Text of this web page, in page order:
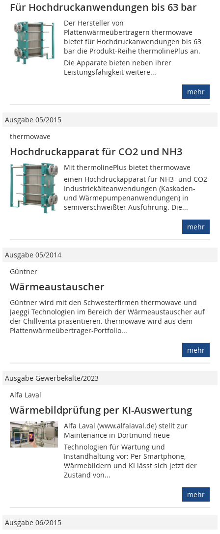
Für Hochdruckanwen­dungen bis 63 bar
Der Hersteller von
Plattenwärmeübertragern thermowave
bietet für Hochdruckanwendungen bis 63
bar die Produkt-Reihe thermolinePlus an.
Die Apparate bieten neben ihrer
Leistungsfähigkeit weitere...
mehr
Ausgabe 05/2015
thermowave
Hochdruckapparat für CO2 und NH3
Mit thermolinePlus bietet thermowave
einen Hochdruckapparat für NH3- und CO2-
Industriekälteanwendungen (Kaskaden-
und Wärmepumpenanwendungen) in
semiverschweißter Ausführung. Die...
mehr
Ausgabe 05/2014
Güntner
Wärmeaustauscher
Güntner wird mit den Schwesterfirmen thermowave und
Jaeggi Technologien im Bereich der Wärmeaustauscher auf
der Chillventa präsentieren. thermowave wird aus dem
Plattenwärmeübertrager-Portfolio...
mehr
Ausgabe Gewerbekälte/2023
Alfa Laval
Wärmebildprüfung per KI-Auswertung
Alfa Laval (www.alfalaval.de) stellt zur
Maintenance in Dortmund neue
Technologien für Wartung und
Instandhaltung vor: Per Smartphone,
Wärmebildern und KI lässt sich jetzt der
Zustand von...
mehr
Ausgabe 06/2015